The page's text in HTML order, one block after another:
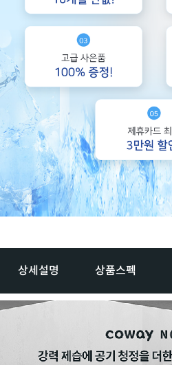
상세설명 상품스펙